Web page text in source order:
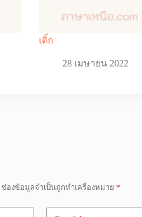
เติ้ก
28 เมษายน 2022
ช่องข้อมูลจำเป็นถูกทำเครื่องหมาย *